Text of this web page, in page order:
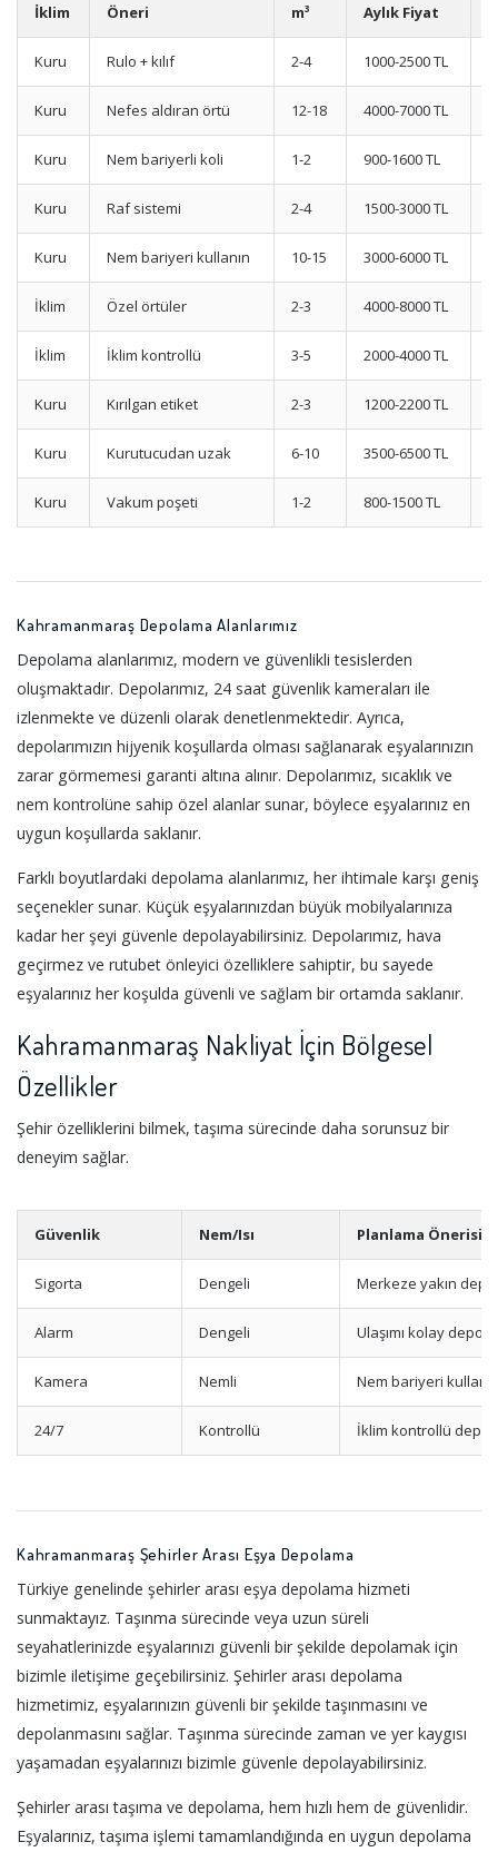
İklim Öneri m³ Aylık Fiyat
Kuru Rulo + kılıf 2-4 1000-2500 TL
Kuru Nefes aldıran örtü 12-18 4000-7000 TL
Kuru Nem bariyerli koli 1-2 900-1600 TL
Kuru Raf sistemi 2-4 1500-3000 TL
Kuru Nem bariyeri kullanın 10-15 3000-6000 TL
İklim Özel örtüler 2-3 4000-8000 TL
İklim İklim kontrollü 3-5 2000-4000 TL
Kuru Kırılgan etiket 2-3 1200-2200 TL
Kuru Kurutucudan uzak 6-10 3500-6500 TL
Kuru Vakum poşeti 1-2 800-1500 TL
Kahramanmaraş Depolama Alanlarımız
Depolama alanlarımız, modern ve güvenlikli tesislerden
oluşmaktadır. Depolarımız, 24 saat güvenlik kameraları ile
izlenmekte ve düzenli olarak denetlenmektedir. Ayrıca,
depolarımızın hijyenik koşullarda olması sağlanarak eşyalarınızın
zarar görmemesi garanti altına alınır. Depolarımız, sıcaklık ve
nem kontrolüne sahip özel alanlar sunar, böylece eşyalarınız en
uygun koşullarda saklanır.
Farklı boyutlardaki depolama alanlarımız, her ihtimale karşı geniş
seçenekler sunar. Küçük eşyalarınızdan büyük mobilyalarınıza
kadar her şeyi güvenle depolayabilirsiniz. Depolarımız, hava
geçirmez ve rutubet önleyici özelliklere sahiptir, bu sayede
eşyalarınız her koşulda güvenli ve sağlam bir ortamda saklanır.
Kahramanmaraş Nakliyat İçin Bölgesel
Özellikler
Şehir özelliklerini bilmek, taşıma sürecinde daha sorunsuz bir
deneyim sağlar.
Güvenlik Nem/Isı Planlama Önerisi
Sigorta Dengeli Merkeze yakın depo
Alarm Dengeli Ulaşımı kolay depo
Kamera Nemli Nem bariyeri
24/7 Kontrollü İklim kontrollü depo
Kahramanmaraş Şehirler Arası Eşya Depolama
Türkiye genelinde şehirler arası eşya depolama hizmeti
sunmaktayız. Taşınma sürecinde veya uzun süreli
seyahatlerinizde eşyalarınızı güvenli bir şekilde depolamak için
bizimle iletişime geçebilirsiniz. Şehirler arası depolama
hizmetimiz, eşyalarınızın güvenli bir şekilde taşınmasını ve
depolanmasını sağlar. Taşınma sürecinde zaman ve yer kaygısı
yaşamadan eşyalarınızı bizimle güvenle depolayabilirsiniz.
Şehirler arası taşıma ve depolama, hem hızlı hem de güvenlidir.
Eşyalarınız, taşıma işlemi tamamlandığında en uygun depolama